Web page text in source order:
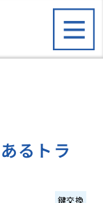
るトラ
鍵交換